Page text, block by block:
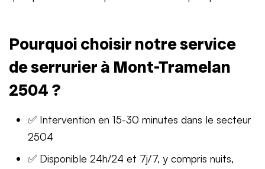
Pourquoi choisir notre service
de serrurier à Mont-Tramelan
2504 ?
✅ Intervention en 15-30 minutes dans le secteur
2504
✅ Disponible 24h/24 et 7j/7, y compris nuits,